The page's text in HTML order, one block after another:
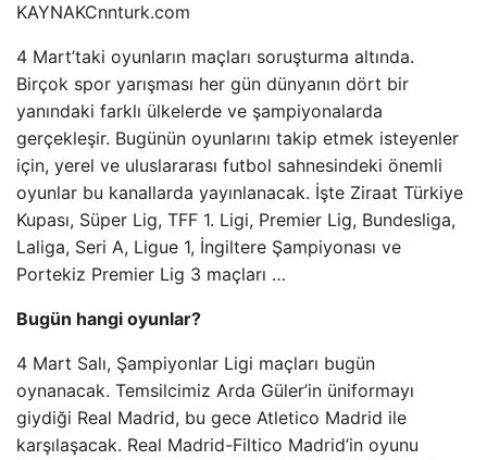
KAYNAKCnnturk.com
4 Mart’taki oyunların maçları soruşturma altında.
Birçok spor yarışması her gün dünyanın dört bir
yanındaki farklı ülkelerde ve şampiyonalarda
gerçekleşir. Bugünün oyunlarını takip etmek isteyenler
için, yerel ve uluslararası futbol sahnesindeki önemli
oyunlar bu kanallarda yayınlanacak. İşte Ziraat Türkiye
Kupası, Süper Lig, TFF 1. Ligi, Premier Lig, Bundesliga,
Laliga, Seri A, Ligue 1, İngiltere Şampiyonası ve
Portekiz Premier Lig 3 maçları …
Bugün hangi oyunlar?
4 Mart Salı, Şampiyonlar Ligi maçları bugün
oynanacak. Temsilcimiz Arda Güler’in üniformayı
giydiği Real Madrid, bu gece Atletico Madrid ile
karşılaşacak. Real Madrid-Filtico Madrid’in oyunu